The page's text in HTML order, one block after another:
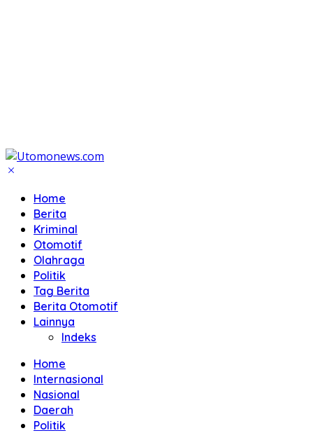
Home
Berita
Kriminal
Otomotif
Olahraga
Politik
Tag Berita
Berita Otomotif
Lainnya
Indeks
Home
Internasional
Nasional
Daerah
Politik